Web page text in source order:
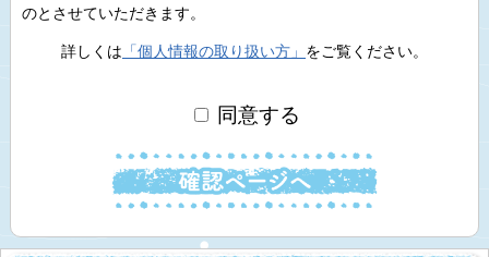
のとさせていただきます。
詳しくは 「個人情報の取り扱い方」 をご覧ください。
同意する